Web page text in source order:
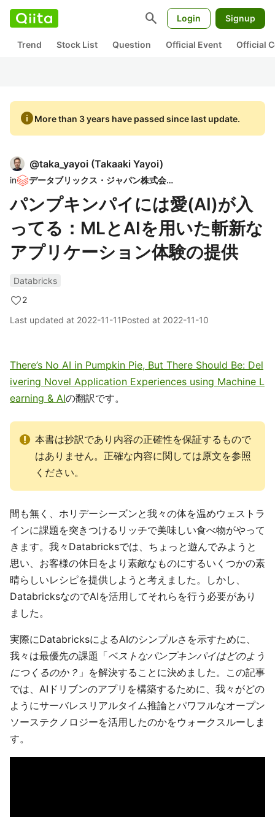
search Login Signup
Trend Stock List Question Official Event Official
infoMore than 3 years have passed since last update.
@taka_yayoi (Takaaki Yayoi)
in データブリックス・ジャパン株式会社
パンプキンパイには愛(AI)が入
ってる：MLとAIを用いた斬新な
アプリケーション体験の提供
Databricks
2
Last updated at 2022-11-11Posted at 2022-11-10
There’s No AI in Pumpkin Pie, But There Should Be: Del
ivering Novel Application Experiences using Machine L
earning & AIの翻訳です。
本書は抄訳であり内容の正確性を保証するもので
はありません。正確な内容に関しては原文を参照
ください。
間も無く、ホリデーシーズンと我々の体を温めウェストラ
インに課題を突きつけるリッチで美味しい食べ物がやって
きます。我々Databricksでは、ちょっと遊んでみようと
思い、お客様の休日をより素敵なものにするいくつかの素
晴らしいレシピを提供しようと考えました。しかし、
DatabricksなのでAIを活用してそれらを行う必要があり
ました。
実際にDatabricksによるAIのシンプルさを示すために、
我々は最優先の課題「ベストなパンプキンパイはどのよう
につくるのか？ 」を解決することに決めました。この記事
では、AIドリブンのアプリを構築するために、我々がどの
ようにサーバレスリアルタイム推論とパワフルなオープン
ソーステクノロジーを活用したのかをウォークスルーしま
す。